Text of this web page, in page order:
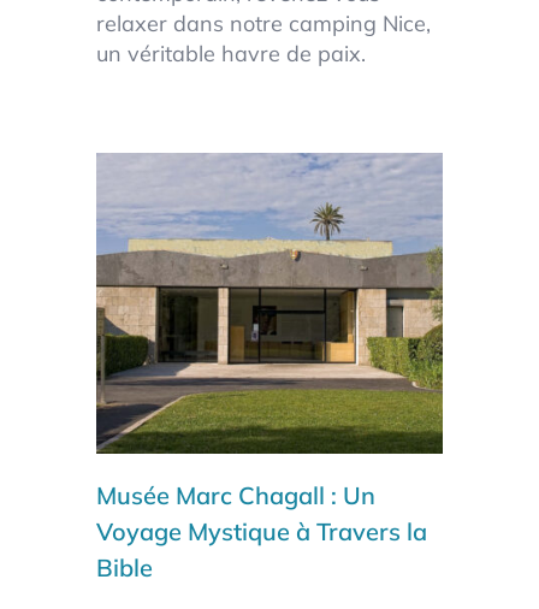
relaxer dans notre camping Nice,
un véritable havre de paix.
Musée Marc Chagall : Un
Voyage Mystique à Travers la
Bible